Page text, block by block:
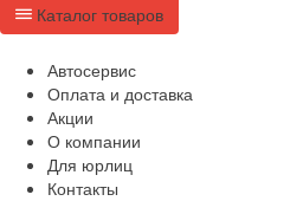
Каталог товаров
Автосервис
Оплата и доставка
Акции
О компании
Для юрлиц
Контакты